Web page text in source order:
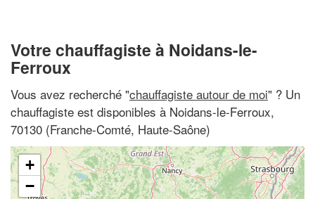
Votre chauffagiste à Noidans-le-
Ferroux
Vous avez recherché "chauffagiste autour de moi" ? Un
chauffagiste est disponibles à Noidans-le-Ferroux,
70130 (Franche-Comté, Haute-Saône)
+
−